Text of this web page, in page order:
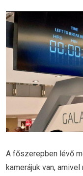
A főszerepben lévő
kamerájuk van,